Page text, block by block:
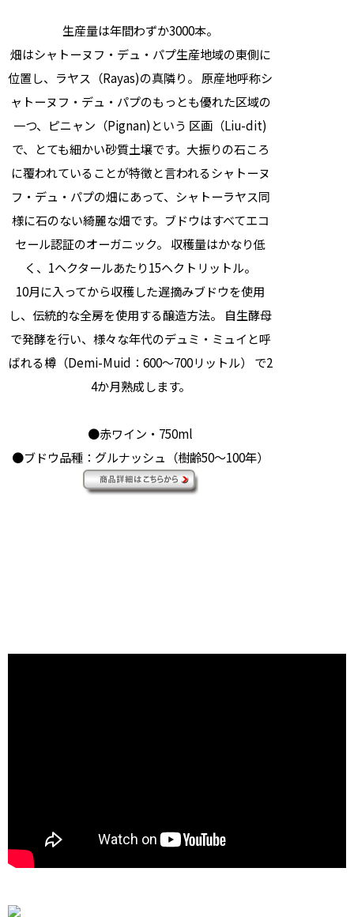
生産量は年間わずか3000本。
畑はシャトーヌフ・デュ・パプ生産地域の東側に
位置し、ラヤス（Rayas)の真隣り。 原産地呼称シ
ャトーヌフ・デュ・パプのもっとも優れた区域の
一つ、ピニャン（Pignan)という 区画（Liu-dit)
で、とても細かい砂質土壌です。大振りの石ころ
に覆われていることが特徴と言われるシャトーヌ
フ・デュ・パプの畑にあって、シャトーラヤス同
様に石のない綺麗な畑です。ブドウはすべてエコ
セール認証のオーガニック。 収穫量はかなり低
く、1ヘクタールあたり15ヘクトリットル。
10月に入ってから収穫した遅摘みブドウを使用
し、伝統的な全房を使用する醸造方法。 自生酵母
で発酵を行い、様々な年代のデュミ・ミュイと呼
ばれる樽（Demi-Muid：600～700リットル） で2
4か月熟成します。
●赤ワイン・750ml
●ブドウ品種：グルナッシュ（樹齢50～100年）